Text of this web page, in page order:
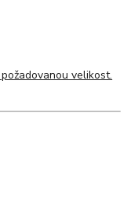
velikost.